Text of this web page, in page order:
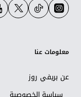
معلومات عنا
عن بريفي روز